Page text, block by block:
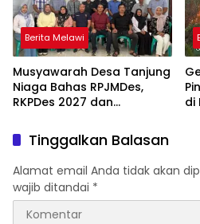
Berita Melawi
Musyawarah Desa Tanjung
Niaga Bahas RPJMDes,
RKPDes 2027 dan
Stunting
di
Tinggalkan Balasan
Alamat email Anda tidak akan
wajib ditandai *